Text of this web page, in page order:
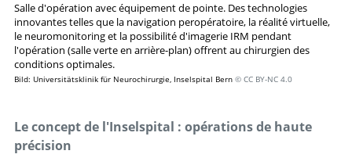
Salle d'opération avec équipement de pointe. Des technologies
innovantes telles que la navigation peropératoire, la réalité virtuelle,
le neuromonitoring et la possibilité d'imagerie IRM pendant
l'opération (salle verte en arrière-plan) offrent au chirurgien des
conditions optimales.
Bild: Universitätsklinik für Neurochirurgie, Inselspital Bern © CC BY-NC 4.0
Le concept de l'Inselspital : opérations de haute
précision